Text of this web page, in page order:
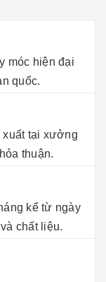
móc hiện đại
quốc.
xuất tại xưởng
thuận.
kể từ ngày
chất liệu.